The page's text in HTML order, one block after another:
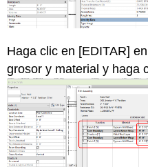
Haga clic en [EDITAR]
grosor y material y haga